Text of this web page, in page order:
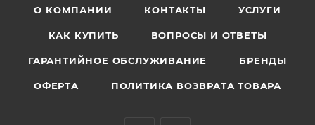
О КОМПАНИИ КОНТАКТЫ УСЛУГИ
КАК КУПИТЬ ВОПРОСЫ И ОТВЕТЫ
ГАРАНТИЙНОЕ ОБСЛУЖИВАНИЕ БРЕНДЫ
ОФЕРТА ПОЛИТИКА ВОЗВРАТА ТОВАРА